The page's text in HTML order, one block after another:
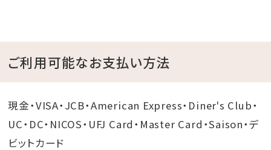
ご利用可能なお支払い方法
現金・VISA・JCB・American Express・Diner's Club・
UC・DC・NICOS・UFJ Card・Master Card・Saison・デ
ビットカード